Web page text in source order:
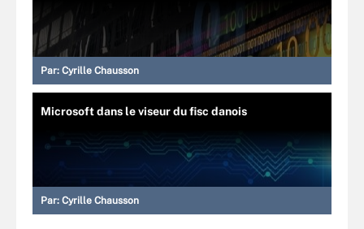
Par: Cyrille Chausson
Microsoft dans le viseur du fisc danois
Par: Cyrille Chausson